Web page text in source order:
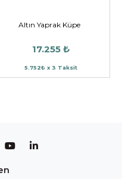
Altın Yaprak Küpe
17.255 ₺
5.752₺ x 3 Taksit